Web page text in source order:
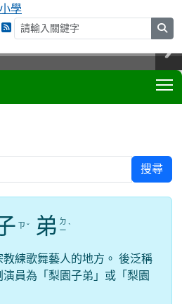
搜尋
ㄗ ˇ 弟 ㄉ
ㄧ ˋ
練歌舞藝人的地方。 後泛稱
員為「梨園子弟」或「梨園